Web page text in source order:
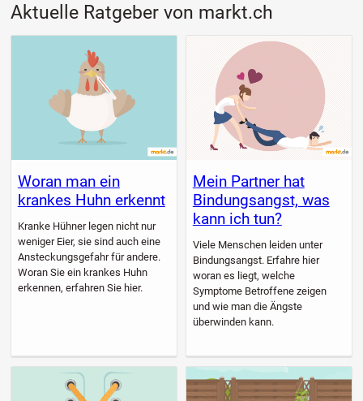
Aktuelle Ratgeber von markt.ch
Woran man ein
krankes Huhn erkennt
Kranke Hühner legen nicht nur
weniger Eier, sie sind auch eine
Ansteckungsgefahr für andere.
Woran Sie ein krankes Huhn
erkennen, erfahren Sie hier.
Mein Partner hat
Bindungsangst, was
kann ich tun?
Viele Menschen leiden unter
Bindungsangst. Erfahre hier
woran es liegt, welche
Symptome Betroffene zeigen
und wie man die Ängste
überwinden kann.